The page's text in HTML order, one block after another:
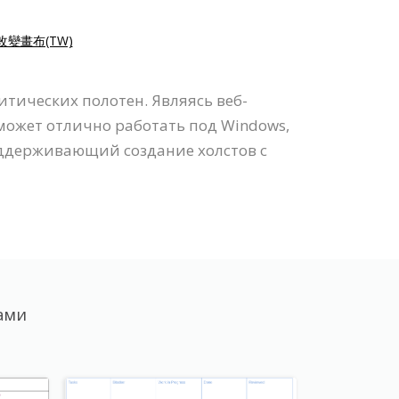
變畫布(TW)
полотен. Являясь веб-
отлично работать под Windows,
создание холстов с